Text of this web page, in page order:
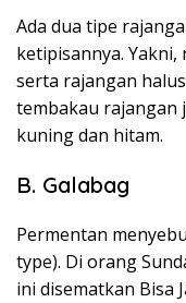
Ada dua tipe
ketipisannya.
serta rajangan
tembakau rajangan
kuning dan hitam.
B. Galabag
Permentan
type). Di orang
ini disematkan Bisa